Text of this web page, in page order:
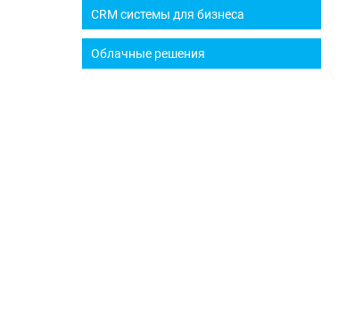
CRM системы для бизнеса
Облачные решения